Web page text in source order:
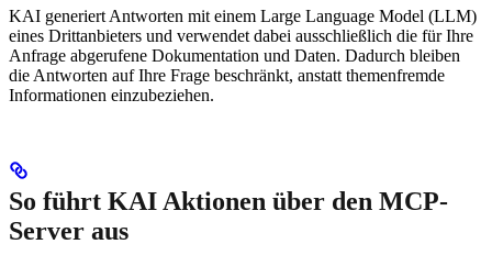
KAI generiert Antworten mit einem Large Language Model (LLM)
eines Drittanbieters und verwendet dabei ausschließlich die für Ihre
Anfrage abgerufene Dokumentation und Daten. Dadurch bleiben
die Antworten auf Ihre Frage beschränkt, anstatt themenfremde
Informationen einzubeziehen.
So führt KAI Aktionen über den MCP-
Server aus